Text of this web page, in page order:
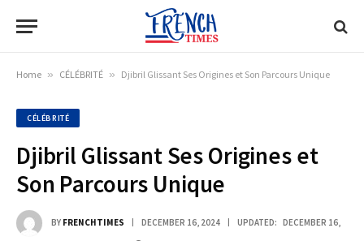
Home » CÉLÉBRITÉ » Djibril Glissant Ses Origines et Son Parcours Unique
CÉLÉBRITÉ
Djibril Glissant Ses Origines et
Son Parcours Unique
BY FRENCHTIMES DECEMBER 16, 2024 UPDATED: DECEMBER 16,